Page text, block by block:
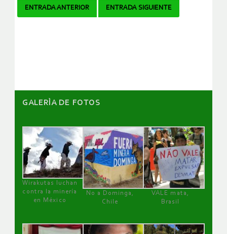
Navegador
ENTRADA ANTERIOR ENTRADA SIGUIENTE
GALERÌA DE FOTOS
Wirakutas luchan
contra la minería
en México
No a Dominga,
Chile
VALE mata,
Brasil